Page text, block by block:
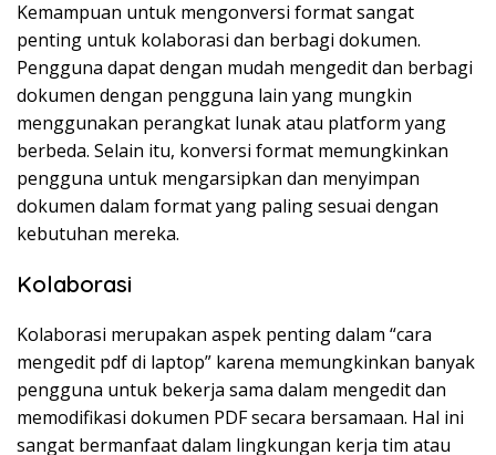
Kemampuan untuk mengonversi format sangat
penting untuk kolaborasi dan berbagi dokumen.
Pengguna dapat dengan mudah mengedit dan berbagi
dokumen dengan pengguna lain yang mungkin
menggunakan perangkat lunak atau platform yang
berbeda. Selain itu, konversi format memungkinkan
pengguna untuk mengarsipkan dan menyimpan
dokumen dalam format yang paling sesuai dengan
kebutuhan mereka.
Kolaborasi
Kolaborasi merupakan aspek penting dalam “cara
mengedit pdf di laptop” karena memungkinkan banyak
pengguna untuk bekerja sama dalam mengedit dan
memodifikasi dokumen PDF secara bersamaan. Hal ini
sangat bermanfaat dalam lingkungan kerja tim atau